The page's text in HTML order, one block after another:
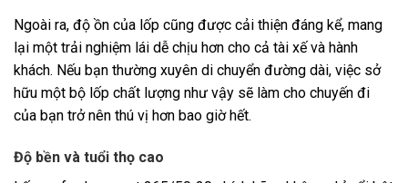
Ngoài ra, độ ồn của lốp cũng được cải thiện đáng kể, mang
lại một trải nghiệm lái dễ chịu hơn cho cả tài xế và hành
khách. Nếu bạn thường xuyên di chuyển đường dài, việc sở
hữu một bộ lốp chất lượng như vậy sẽ làm cho chuyến đi
của bạn trở nên thú vị hơn bao giờ hết.
Độ bền và tuổi thọ cao